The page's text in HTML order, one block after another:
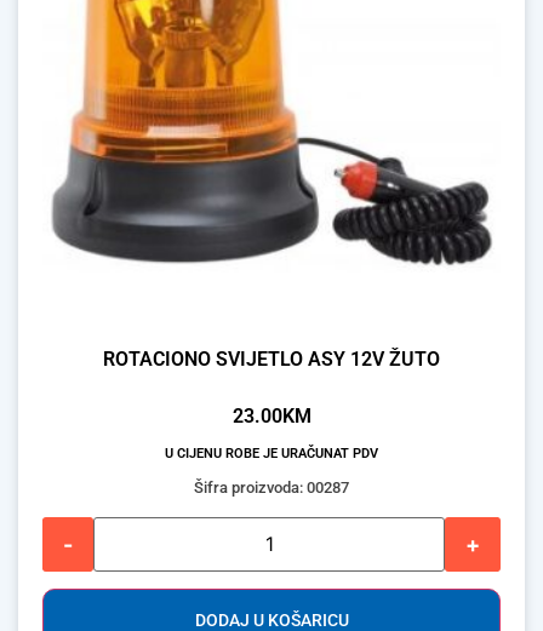
ROTACIONO SVIJETLO ASY 12V ŽUTO
23.00KM
U CIJENU ROBE JE URAČUNAT PDV
Šifra proizvoda: 00287
- +
DODAJ U KOŠARICU